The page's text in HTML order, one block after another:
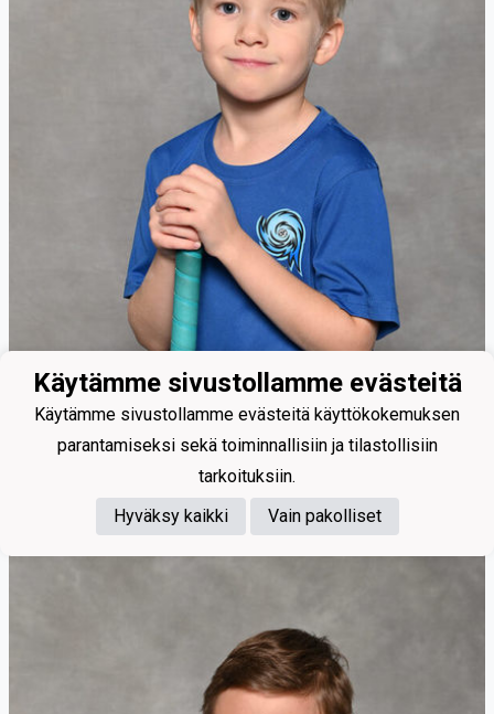
Törmänen Oliver
Käytämme sivustollamme evästeitä
Käytämme sivustollamme evästeitä käyttökokemuksen
parantamiseksi sekä toiminnallisiin ja tilastollisiin
tarkoituksiin.
Hyväksy kaikki
Vain pakolliset